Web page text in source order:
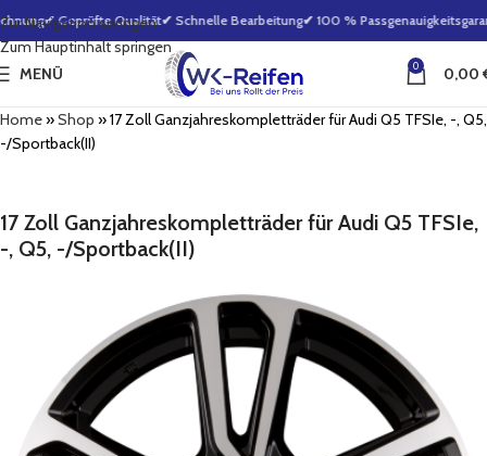
Zur Navigation springen
Zum Hauptinhalt springen
✔ Geprüfte Qualität✔ Schnelle Bearbeitung✔ 100 %
MENÜ 0 0,00
Home»Shop »17 Zoll Ganzjahreskompletträder für Audi Q5 TFSIe, -, Q5,
-/Sportback(II)
17 Zoll Ganzjahreskompletträder für Audi Q5 TFSIe,
-, Q5, -/Sportback(II)